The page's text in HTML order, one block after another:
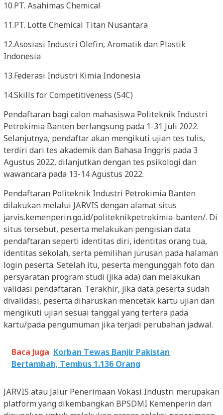
10.PT. Asahimas Chemical
11.PT. Lotte Chemical Titan Nusantara
12.Asosiasi Industri Olefin, Aromatik dan Plastik
Indonesia
13.Federasi Industri Kimia Indonesia
14.Skills for Competitiveness (S4C)
Pendaftaran bagi calon mahasiswa Politeknik Industri
Petrokimia Banten berlangsung pada 1-31 Juli 2022.
Selanjutnya, pendaftar akan mengikuti ujian tes tulis,
terdiri dari tes akademik dan Bahasa Inggris pada 3
Agustus 2022, dilanjutkan dengan tes psikologi dan
wawancara pada 13-14 Agustus 2022.
Pendaftaran Politeknik Industri Petrokimia Banten
dilakukan melalui JARVIS dengan alamat situs
jarvis.kemenperin.go.id/politeknikpetrokimia-banten/. Di
situs tersebut, peserta melakukan pengisian data
pendaftaran seperti identitas diri, identitas orang tua,
identitas sekolah, serta pemilihan jurusan pada halaman
login peserta. Setelah itu, peserta mengunggah foto dan
persyaratan program studi (jika ada) dan melakukan
validasi pendaftaran. Terakhir, jika data peserta sudah
divalidasi, peserta diharuskan mencetak kartu ujian dan
mengikuti ujian sesuai tanggal yang tertera pada
kartu/pada pengumuman jika terjadi perubahan jadwal.
Baca Juga Korban Tewas Banjir Pakistan
Bertambah, Tembus 1.136 Orang
JARVIS atau Jalur Penerimaan Vokasi Industri merupakan
platform yang dikembangkan BPSDMI Kemenperin dan